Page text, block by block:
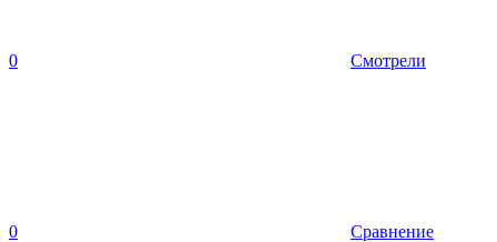
0 Смотрели
0 Сравнение